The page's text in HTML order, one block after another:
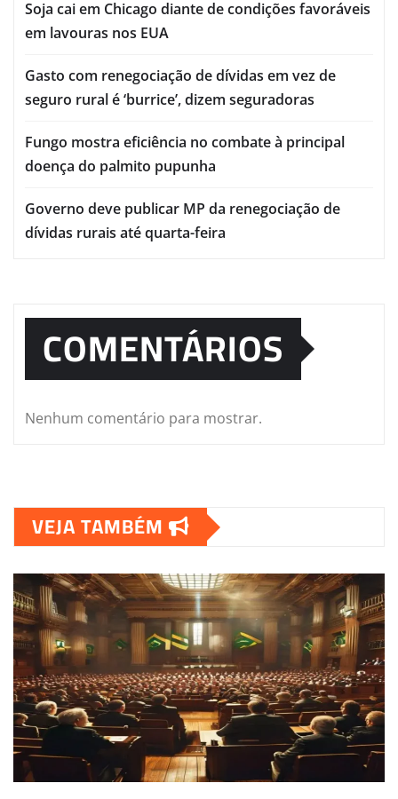
Soja cai em Chicago diante de condições favoráveis
em lavouras nos EUA
Gasto com renegociação de dívidas em vez de
seguro rural é ‘burrice’, dizem seguradoras
Fungo mostra eficiência no combate à principal
doença do palmito pupunha
Governo deve publicar MP da renegociação de
dívidas rurais até quarta-feira
COMENTÁRIOS
Nenhum comentário para mostrar.
VEJA TAMBÉM